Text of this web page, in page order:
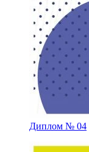
Диплом № 04